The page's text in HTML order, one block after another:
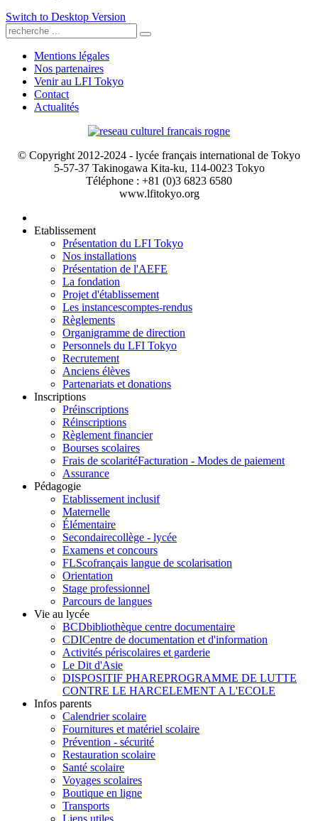
Switch to Desktop Version
Mentions légales
Nos partenaires
Venir au LFI Tokyo
Contact
Actualités
© Copyright 2012-2024 - lycée français international de Tokyo
5-57-37 Takinogawa Kita-ku, 114-0023 Tokyo
Téléphone : +81 (0)3 6823 6580
www.lfitokyo.org
Etablissement
Présentation du LFI Tokyo
Nos installations
Présentation de l'AEFE
La fondation
Projet d'établissement
Les instancescomptes-rendus
Règlements
Organigramme de direction
Personnels du LFI Tokyo
Recrutement
Anciens élèves
Partenariats et donations
Inscriptions
Préinscriptions
Réinscriptions
Règlement financier
Bourses scolaires
Frais de scolaritéFacturation - Modes de paiement
Assurance
Pédagogie
Etablissement inclusif
Maternelle
Élémentaire
Secondairecollège - lycée
Examens et concours
FLScofrançais langue de scolarisation
Orientation
Stage professionnel
Parcours de langues
Vie au lycée
BCDbibliothèque centre documentaire
CDICentre de documentation et d'information
Activités périscolaires et garderie
Le Dit d'Asie
DISPOSITIF PHAREPROGRAMME DE LUTTE
CONTRE LE HARCELEMENT A L'ECOLE
Infos parents
Calendrier scolaire
Fournitures et matériel scolaire
Prévention - sécurité
Restauration scolaire
Santé scolaire
Voyages scolaires
Boutique en ligne
Transports